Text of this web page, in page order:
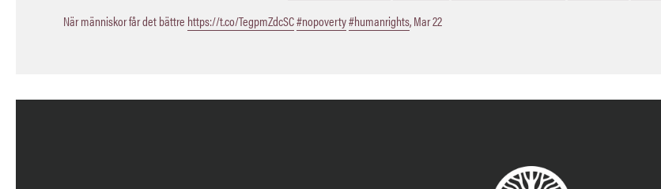
När människor får det bättre https://t.co/TegpmZdcSC#nopoverty#humanrights,Mar 22